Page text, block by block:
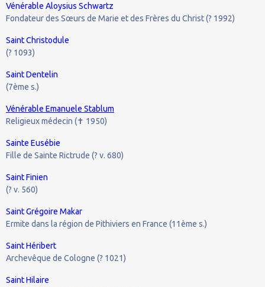
Vénérable Aloysius Schwartz
Fondateur des Sœurs de Marie et des Frères du Christ (? 1992)
Saint Christodule
(? 1093)
Saint Dentelin
(7ème s.)
Vénérable Emanuele Stablum
Religieux médecin (✝ 1950)
Sainte Eusébie
Fille de Sainte Rictrude (? v. 680)
Saint Finien
(? v. 560)
Saint Grégoire Makar
Ermite dans la région de Pithiviers en France (11ème s.)
Saint Héribert
Archevêque de Cologne (? 1021)
Saint Hilaire